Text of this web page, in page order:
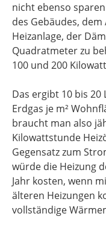
nicht ebenso
des Gebäudes,
Heizanlage, der
Quadratmeter zu
100 und 200
Das ergibt 10 bis
Erdgas je m²
braucht man also
Kilowattstunde
Gegensatz zum
würde die Heizung
Jahr kosten, wenn
älteren Heizungen
vollständige